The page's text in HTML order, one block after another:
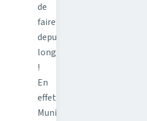
de
faire
depuis
longtemps
!
En
effet
Munin